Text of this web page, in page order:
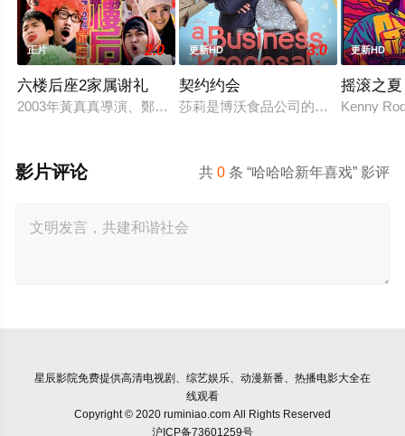
正片 2.0
六楼后座2家属谢礼
2003年黃真真導演、鄭丹瑞編劇的喜劇《六樓后座》拍出香港
更新HD 3.0
契约约会
莎莉是博沃食品公司的食品分析师，
更新HD
摇滚之夏
Kenny
共0 条 “哈哈哈新年喜戏” 影评
影片评论
星辰影院免费提供高清电视剧、综艺娱乐、动漫新番、热播电影大全在
线观看
Copyright © 2020 ruminiao.com All Rights Reserved
沪ICP备73601259号